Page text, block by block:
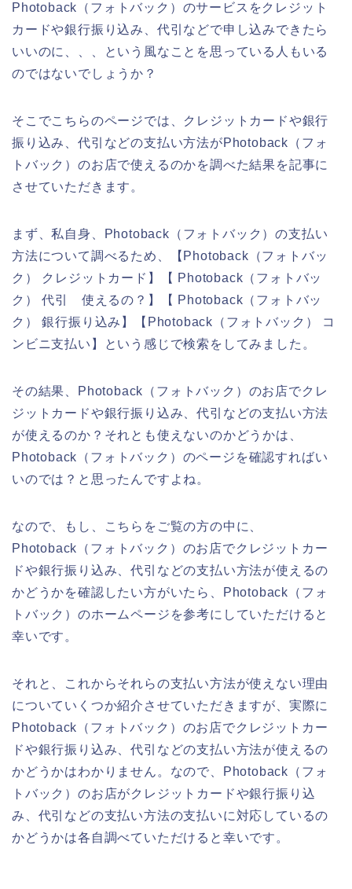
Photoback（フォトバック）のサービスをクレジット
カードや銀行振り込み、代引などで申し込みできたら
いいのに、、、という風なことを思っている人もいる
のではないでしょうか？
そこでこちらのページでは、クレジットカードや銀行
振り込み、代引などの支払い方法がPhotoback（フォ
トバック）のお店で使えるのかを調べた結果を記事に
させていただきます。
まず、私自身、Photoback（フォトバック）の支払い
方法について調べるため、【Photoback（フォトバッ
ク） クレジットカード】【 Photoback（フォトバッ
ク） 代引 使えるの？】【 Photoback（フォトバッ
ク） 銀行振り込み】【Photoback（フォトバック） コ
ンビニ支払い】という感じで検索をしてみました。
その結果、Photoback（フォトバック）のお店でクレ
ジットカードや銀行振り込み、代引などの支払い方法
が使えるのか？それとも使えないのかどうかは、
Photoback（フォトバック）のページを確認すればい
いのでは？と思ったんですよね。
なので、もし、こちらをご覧の方の中に、
Photoback（フォトバック）のお店でクレジットカー
ドや銀行振り込み、代引などの支払い方法が使えるの
かどうかを確認したい方がいたら、Photoback（フォ
トバック）のホームページを参考にしていただけると
幸いです。
それと、これからそれらの支払い方法が使えない理由
についていくつか紹介させていただきますが、実際に
Photoback（フォトバック）のお店でクレジットカー
ドや銀行振り込み、代引などの支払い方法が使えるの
かどうかはわかりません。なので、Photoback（フォ
トバック）のお店がクレジットカードや銀行振り込
み、代引などの支払い方法の支払いに対応しているの
かどうかは各自調べていただけると幸いです。